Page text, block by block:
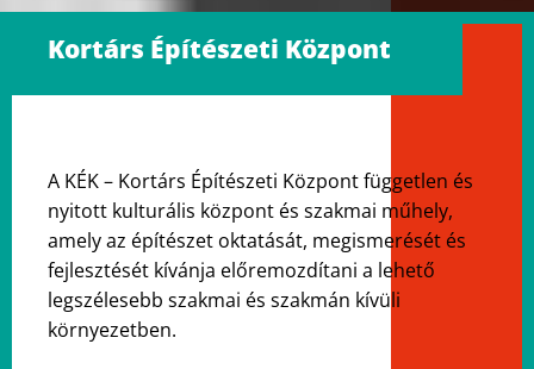
Kortárs Építészeti Központ
A KÉK – Kortárs Építészeti Központ független és
nyitott kulturális központ és szakmai műhely,
amely az építészet oktatását, megismerését és
fejlesztését kívánja előremozdítani a lehető
legszélesebb szakmai és szakmán kívüli
környezetben.